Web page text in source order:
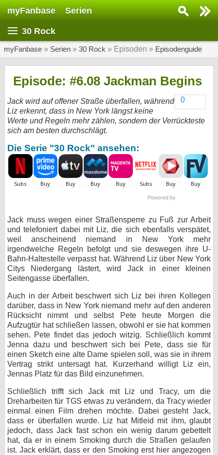
myFanbase Serien
30 Rock
myFanbase » Serien » 30 Rock » Episoden » Episodenguide
Episode: #6.08 Jackman Begins
0
Jack wird auf offener Straße überfallen, während
Liz erkennt, dass in New York längst keine
Werte und Regeln mehr zählen, sondern der Verrückteste
sich am besten durchschlägt.
Die Serie "30 Rock" ansehen:
Powered by
Jack muss wegen einer Straßensperre zu Fuß zur Arbeit
und telefoniert dabei mit Liz, die sich ebenfalls verspätet,
weil anscheinend niemand in New York mehr
irgendwelche Regeln befolgt und sie deswegen ihre U-
Bahn-Haltestelle verpasst hat. Während Liz über New York
Citys Niedergang lästert, wird Jack in einer kleinen
Seitengasse überfallen.
Auch in der Arbeit beschwert sich Liz bei ihren Kollegen
darüber, dass in New York niemand mehr auf den anderen
Rücksicht nimmt und selbst Pete heute Morgen die
Aufzugtür hat schließen lassen, obwohl er sie hat kommen
sehen. Pete findet das jedoch witzig. Schließlich kommt
Jenna dazu und beschwert sich bei Pete, dass sie für
einen Sketch eine alte Dame spielen soll, was sie in ihrem
Vertrag strikt untersagt hat. Kurzerhand willigt Liz ein,
Jennas Platz für das Bild einzunehmen.
Schließlich trifft sich Jack mit Liz und Tracy, um die
Dreharbeiten für TGS etwas zu verändern, da Tracy wieder
einmal einen Film drehen möchte. Dabei gesteht Jack,
dass er überfallen wurde. Liz hat Mitleid mit ihm, glaubt
jedoch, dass Jack fast schon ein wenig darum gebettelt
hat, da er in einem Smoking durch die Straßen gelaufen
ist. Jack erklärt, dass er den Smoking erst hier angezogen
SERIEN
Kolumnen
Interviews
Veranstaltungen
Specials
SERVICE
Gewinnspiele
bei X
bei Facebook
Nutzungsbedingungen
Datenschutz
Cookie-Einstellungen
Impressum
myFanbase